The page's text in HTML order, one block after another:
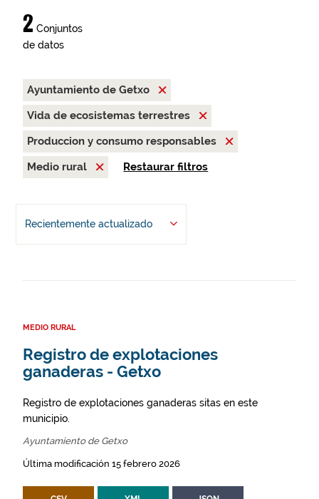
2 Conjuntos
de datos
Ayuntamiento de Getxo
Vida de ecosistemas terrestres
Produccion y consumo responsables
Medio rural
Restaurar filtros
Recientemente actualizado
MEDIO RURAL
Registro de explotaciones
ganaderas - Getxo
Registro de explotaciones ganaderas sitas en este
municipio.
Ayuntamiento de Getxo
Última modificación 15 febrero 2026